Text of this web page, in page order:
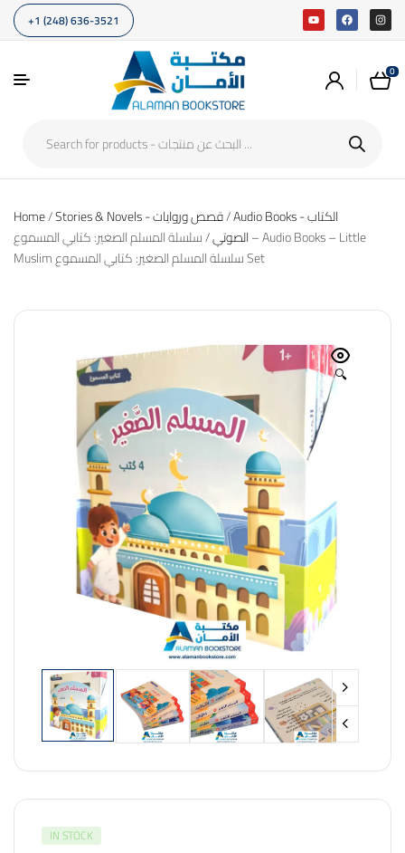
+1 (248) 636-3521
0
Home/ Stories & Novels - قصص وروايات/Audio Books - الكتاب
الصوتي/ سلسلة المسلم الصغير: كتابي المسموع – Audio Books – Little
Muslim سلسلة المسلم الصغير: كتابي المسموع Set
🔍
IN STOCK